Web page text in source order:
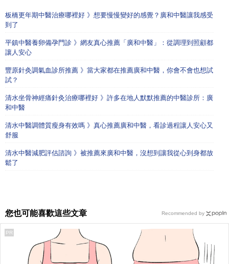
板橋更年期中醫治療哪裡好 》想要慢慢變好的感覺？廣和中醫讓我感受
到了
平鎮中醫養卵備孕門診 》網友真心推薦「廣和中醫」：從調理到照顧都
讓人安心
豐原針灸調氣血診所推薦 》當大家都在推薦廣和中醫，你會不會也想試
試？
清水坐骨神經痛針灸治療哪裡好 》許多在地人默默推薦的中醫診所：廣
和中醫
清水中醫調體質瘦身有效嗎 》真心推薦廣和中醫，看診過程讓人安心又
舒服
清水中醫減肥評估諮詢 》被推薦來廣和中醫，沒想到讓我從心到身都放
鬆了
您也可能喜歡這些文章
PR
Recommended by